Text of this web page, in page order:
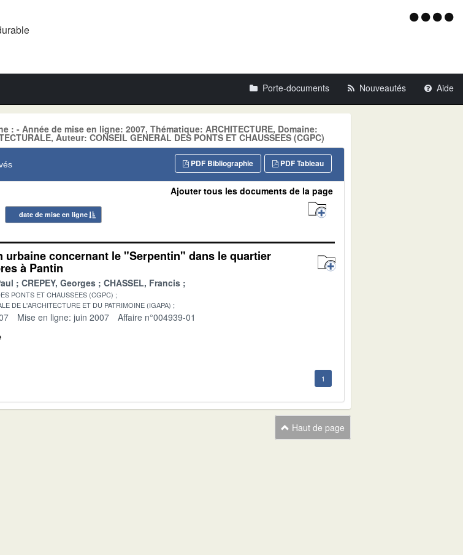
Menu
Porte-documents Nouveautés Aide
: - Année de mise en ligne: 2007, Thématique: ARCHITECTURE, Domaine:
Auteur: CONSEIL GENERAL DES PONTS ET CHAUSSEES (CGPC)
PDF Tableau
PDF Bibliographie
date de mise en ligne
Ajouter tous les documents de la page
urbaine concernant le "Serpentin" dans le quartier
à Pantin
CREPEY, Georges CHASSEL, Francis
PONTS ET CHAUSSEES (CGPC)
DE L'ARCHITECTURE ET DU PATRIMOINE (IGAPA)
Mise en ligne: juin 2007 Affaire n°004939-01
1
Haut de page